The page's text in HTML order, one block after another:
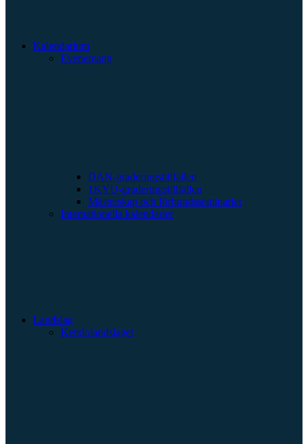
Kalendarium
Evenemang
DAN-graderingstillfällen
1KYU-graderingstillfällen
Mästerskap och förbundsseminarier
Internationella kalendarier
Landslag
Kendolandslaget